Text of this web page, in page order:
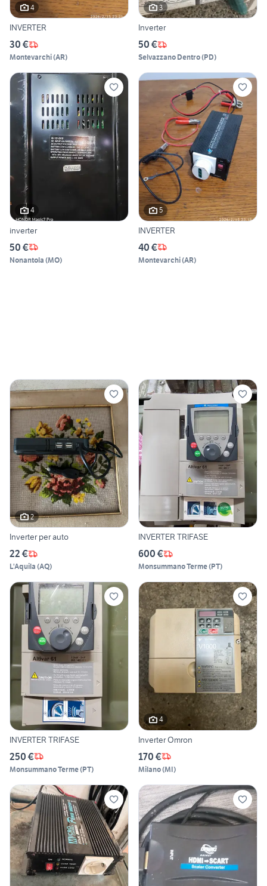
4
INVERTER
30 €
Montevarchi(AR)
3
Inverter
50 €
Selvazzano Dentro(PD)
4
inverter
50 €
Nonantola (MO)
5
INVERTER
40 €
Montevarchi(AR)
2
Inverter per auto
22 €
L'Aquila (AQ)
INVERTER TRIFASE
600 €
Monsummano Terme(PT)
INVERTER TRIFASE
250 €
Monsummano Terme(PT)
4
Inverter Omron
170 €
Milano(MI)